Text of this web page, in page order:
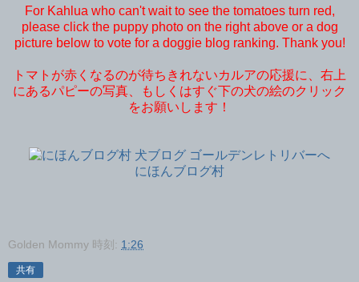
For Kahlua who can't wait to see the tomatoes turn red,
please click the puppy photo on the right above or a dog
picture below to vote for a doggie blog ranking. Thank you!
トマトが赤くなるのが待ちきれないカルアの応援に、右上
にあるパピーの写真、もしくはすぐ下の犬の絵のクリック
をお願いします！
にほんブログ村
Golden Mommy 時刻: 1:26
共有